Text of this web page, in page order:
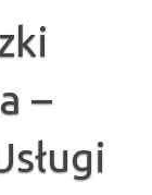
–